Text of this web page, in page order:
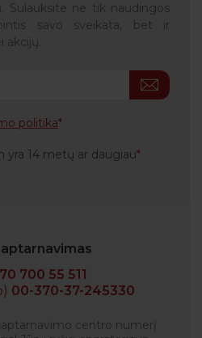
Sulauksite ne tik naudingos
savo sveikata, bet ir
akcijų.
politika
yra 14 metų ar daugiau
700 55 511
00-370-37-245330
centro numerį